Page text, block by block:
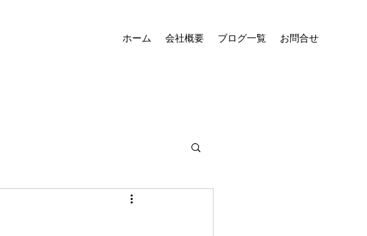
ホーム 会社概要 ブログ一覧 お問合せ